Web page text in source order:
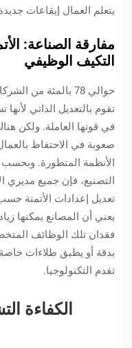
يتعلم العمال إيقاعات
مفارقة الصناعة:
التكيف الوظيفي
حوالي 78 بالمئة
تقوم بالتعديل الذاتي
في قوتها العاملة. ولكن
صعوبة في الاحتفاظ
الأنظمة المتطورة.
التصنيع، فإن جميع مديري
تعديل إعدادات الأتمتة
يعني أن المصانع يمكنها
فقدان تلك الوظائف
بدقة أو يطبق طلاءات
تقدم التكنولوجيا.
الكفاءة